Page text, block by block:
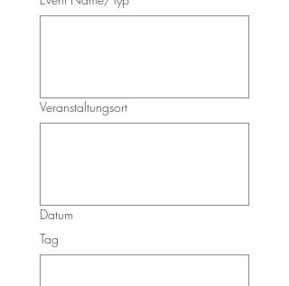
Veranstaltungsort
Datum
Tag